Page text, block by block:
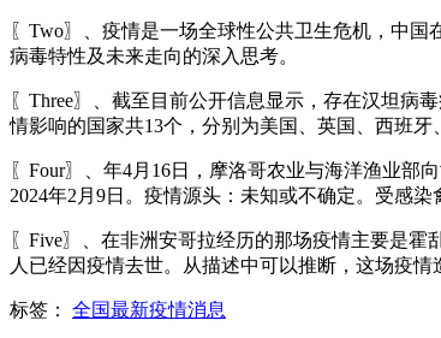
〖Two〗、疫情是一场全球性公共卫生危机，中
病毒特性及未来走向的深入思考。
〖Three〗、截至目前公开信息显示，存在汉坦病
情影响的国家共13个，分别为美国、英国、西班
〖Four〗、年4月16日，摩洛哥农业与海洋渔业部
2024年2月9日。疫情源头：未知或不确定。受感
〖Five〗、在非洲安哥拉经历的那场疫情主要是
人已经因疫情去世。从描述中可以推断，这场疫
标签： 全国最新疫情消息